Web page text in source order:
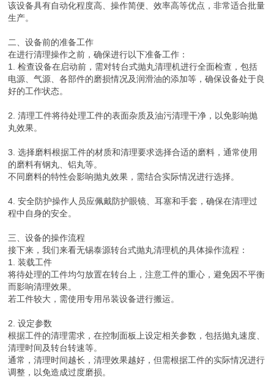
该设备具有自动化程度高、操作简便、效率高等优点，非常适合批量
生产。
二、设备前的准备工作
在进行清理操作之前，确保进行以下准备工作：
1. 检查设备在启动前，需对转台式抛丸清理机进行全面检查，包括
电源、气源、各部件的磨损情况及润滑油的添加等，确保设备处于良
好的工作状态。
2. 清理工件将待处理工件的表面杂质及油污清理干净，以免影响抛
丸效果。
3. 选择磨料根据工件的材质和清理要求选择合适的磨料，通常使用
的磨料有钢丸、铝丸等。
不同磨料的特性会影响抛丸效果，需结合实际情况进行选择。
4. 安全防护操作人员应佩戴防护眼镜、耳塞和手套，确保在清理过
程中自身的安全。
三、设备的操作流程
接下来，我们来看无锡泰源转台式抛丸清理机的具体操作流程：
1. 装载工件
将待处理的工件均匀放置在转台上，注意工件的重心，避免因不平衡
而影响清理效果。
若工件较大，需使用专用吊装设备进行搬运。
2. 设定参数
根据工件的清理需求，在控制面板上设定相关参数，包括抛丸速度、
清理时间及转台转速等。
通常，清理时间越长，清理效果越好，但需根据工件的实际情况进行
调整，以免造成过度磨损。